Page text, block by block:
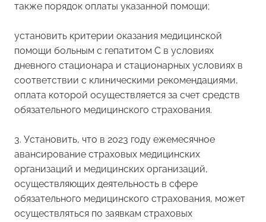
также порядок оплаты указанной помощи;
установить критерии оказания медицинской
помощи больным с гепатитом С в условиях
дневного стационара и стационарных условиях в
соответствии с клиническими рекомендациями,
оплата которой осуществляется за счет средств
обязательного медицинского страхования.
3. Установить, что в 2023 году ежемесячное
авансирование страховых медицинских
организаций и медицинских организаций,
осуществляющих деятельность в сфере
обязательного медицинского страхования, может
осуществляться по заявкам страховых